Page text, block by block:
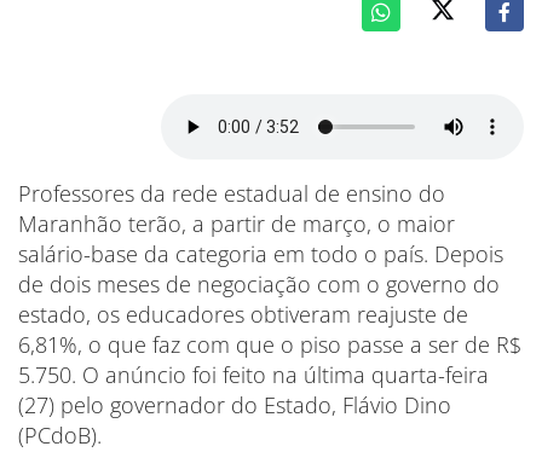
Professores da rede estadual de ensino do
Maranhão terão, a partir de março, o maior
salário-base da categoria em todo o país. Depois
de dois meses de negociação com o governo do
estado, os educadores obtiveram reajuste de
6,81%, o que faz com que o piso passe a ser de R$
5.750. O anúncio foi feito na última quarta-feira
(27) pelo governador do Estado, Flávio Dino
(PCdoB).